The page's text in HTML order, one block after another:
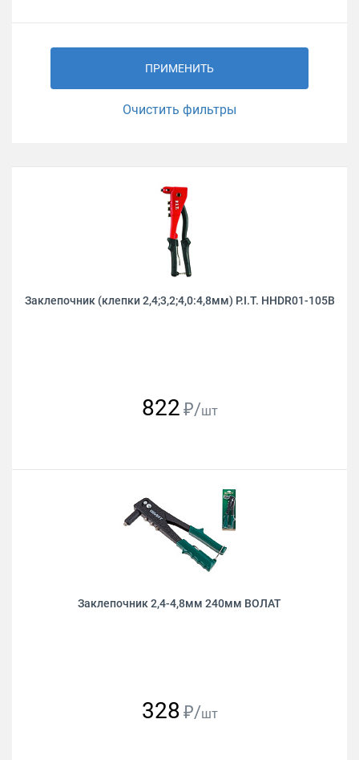
ПРИМЕНИТЬ
Очистить фильтры
Заклепочник (клепки 2,4;3,2;4,0:4,8мм) P.I.T. HHDR01-105B
822 ₽/шт
Заклепочник 2,4-4,8мм 240мм ВОЛАТ
328 ₽/шт